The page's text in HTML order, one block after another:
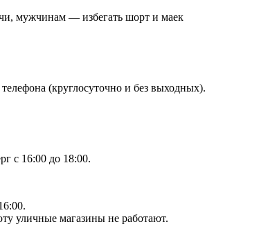
мужчинам — избегать шорт и маек
(круглосуточно и без выходных).
с 16:00 до 18:00.
уличные магазины не работают.